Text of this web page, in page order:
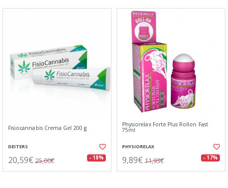
Fisiocannabis Crema Gel 200 g
DEITERS
20,59€ 25,00€ - 18%
Physiorelax Forte Plus Rollon Fast
75ml
PHYSIORELAX
9,89€ 11,93€ - 17%